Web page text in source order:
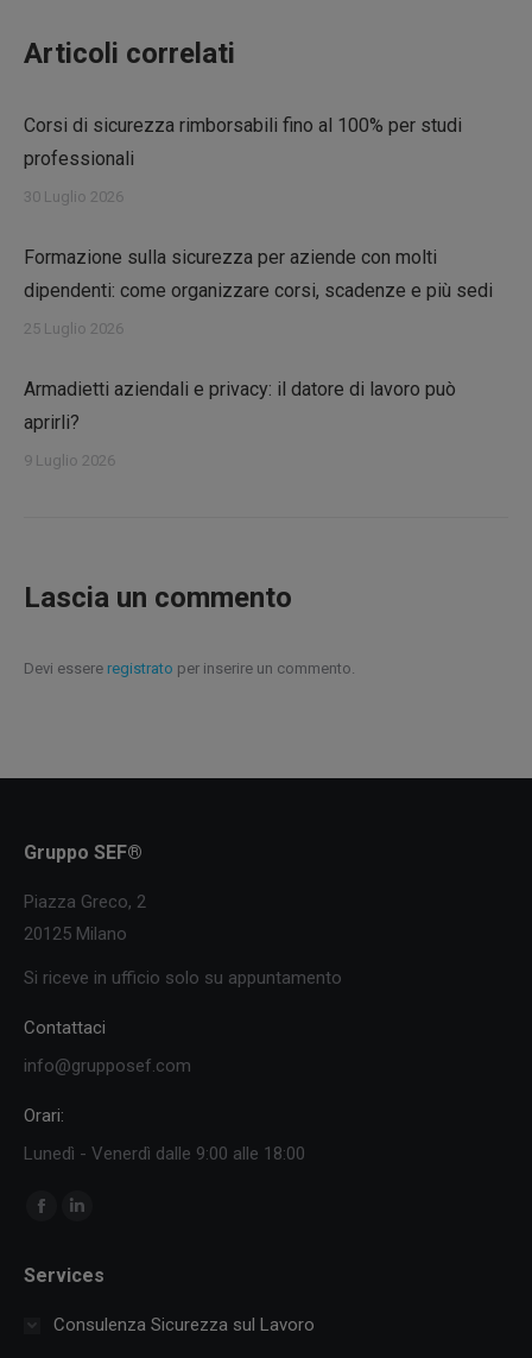
Articoli correlati
Corsi di sicurezza rimborsabili fino al 100% per studi
professionali
30 Luglio 2026
Formazione sulla sicurezza per aziende con molti
dipendenti: come organizzare corsi, scadenze e più sedi
25 Luglio 2026
Armadietti aziendali e privacy: il datore di lavoro può
aprirli?
9 Luglio 2026
Lascia un commento
Devi essere registrato per inserire un commento.
Gruppo SEF®
Piazza Greco, 2
20125 Milano
Si riceve in ufficio solo su appuntamento
Contattaci
info@grupposef.com
Orari:
Lunedì - Venerdì dalle 9:00 alle 18:00
Ci puoi trovare su:
Facebook
opensopens
Services
Consulenza Sicurezza sul Lavoro